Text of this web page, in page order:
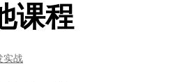
课程
实战